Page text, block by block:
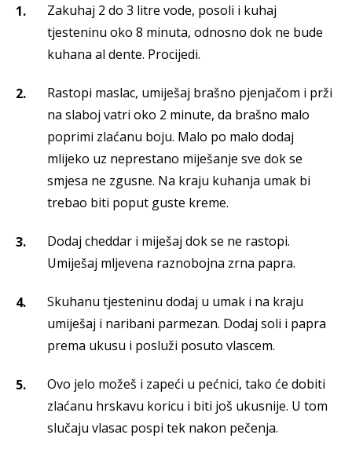
Zakuhaj 2 do 3 litre vode, posoli i kuhaj
tjesteninu oko 8 minuta, odnosno dok ne bude
kuhana al dente. Procijedi.
Rastopi maslac, umiješaj brašno pjenjačom i prži
na slaboj vatri oko 2 minute, da brašno malo
poprimi zlaćanu boju. Malo po malo dodaj
mlijeko uz neprestano miješanje sve dok se
smjesa ne zgusne. Na kraju kuhanja umak bi
trebao biti poput guste kreme.
Dodaj cheddar i miješaj dok se ne rastopi.
Umiješaj mljevena raznobojna zrna papra.
Skuhanu tjesteninu dodaj u umak i na kraju
umiješaj i naribani parmezan. Dodaj soli i papra
prema ukusu i posluži posuto vlascem.
Ovo jelo možeš i zapeći u pećnici, tako će dobiti
zlaćanu hrskavu koricu i biti još ukusnije. U tom
slučaju vlasac pospi tek nakon pečenja.